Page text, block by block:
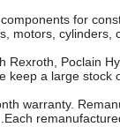
for
motors, cylinders,
Poclain
keep a large stock
warranty.
Each